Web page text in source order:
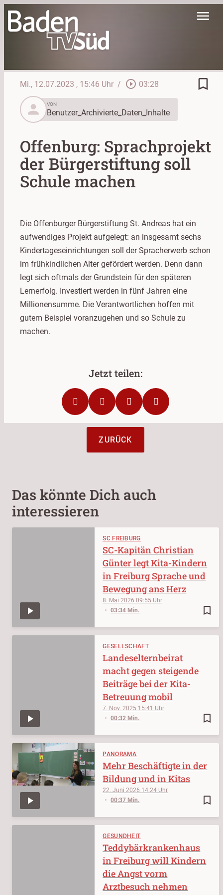
menu
Mi., 12.07.2023 , 15:46 Uhr / play_circle_outline 03:28
bookmark_border
person
VON
Benutzer_Archivierte_Daten_Inhalte
Offenburg: Sprachprojekt
der Bürgerstiftung soll
Schule machen
Die Offenburger Bürgerstiftung St. Andreas hat ein
aufwendiges Projekt aufgelegt: an insgesamt sechs
Kindertageseinrichtungen soll der Spracherwerb schon
im frühkindlichen Alter gefördert werden. Denn dann
legt sich oftmals der Grundstein für den späteren
Lernerfolg. Investiert werden in fünf Jahren eine
Millionensumme. Die Verantwortlichen hoffen mit
gutem Beispiel voranzugehen und so Schule zu
machen.
ZURÜCK
Das könnte Dich auch
interessieren
SC FREIBURG
bookmark_border
8. Mai 202609:55
03:34 Min.
SC-Kapitän Christian
Günter legt Kita-Kindern
in Freiburg Sprache und
Bewegung ans Herz
GESELLSCHAFT
bookmark_border
7. Nov. 2025 15:41
00:32 Min.
Landeselternbeirat
macht gegen steigende
Beiträge bei der Kita-
Betreuung mobil
PANORAMA
bookmark_border
22. Juni 2026 14:24
00:37 Min.
Mehr Beschäftigte in der
Bildung und in Kitas
GESUNDHEIT
Teddybärkrankenhaus
in Freiburg will Kindern
die Angst vorm
Arztbesuch nehmen